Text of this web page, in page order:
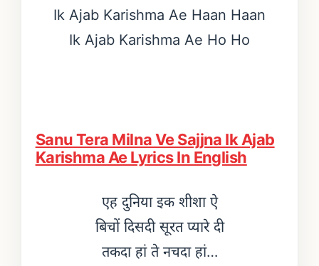
Ik Ajab Karishma Ae Haan Haan
Ik Ajab Karishma Ae Ho Ho
Sanu Tera Milna Ve Sajjna Ik Ajab
Karishma Ae Lyrics In English
एह दुनिया इक शीशा ऐ
बिचों दिसदी सूरत प्यारे दी
तकदा हां ते नचदा हां…